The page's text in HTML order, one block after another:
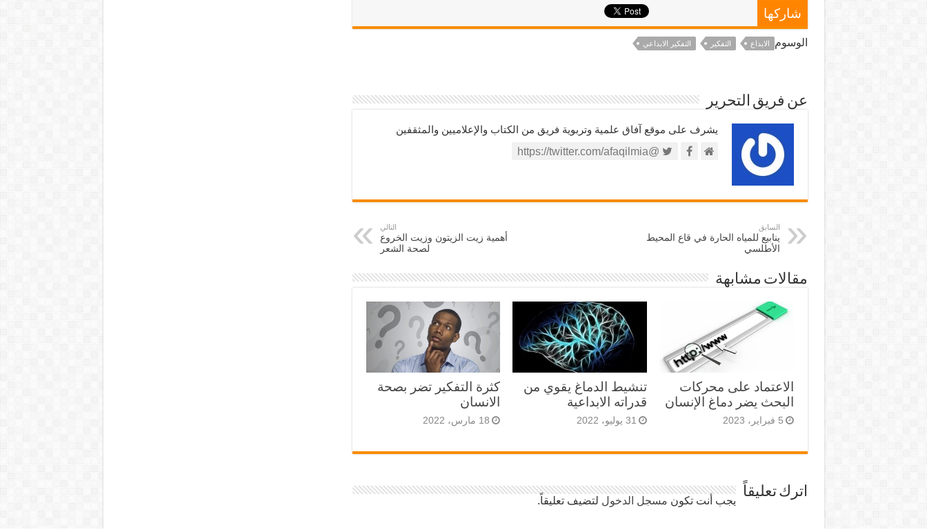
شاركها
الوسوم الابداع التفكير التفكير الابداعي
عن فريق التحرير
يشرف على موقع آفاق علمية وتربوية فريق من الكتاب والإعلاميين والمثقفين
@https://twitter.com/afaqilmia
السابق
ينابيع للمياه الحارة في قاع المحيط
الأطلسي
التالي
أهمية زيت الزيتون وزيت الخروع
لصحة الشعر
مقالات مشابهة
الاعتماد على محركات
البحث يضر دماغ الإنسان
5 فبراير، 2023
تنشيط الدماغ يقوي من
قدراته الابداعية
31 يوليو، 2022
كثرة التفكير تضر بصحة
الانسان
18 مارس، 2022
اترك تعليقاً
يجب أنت تكون مسجل الدخول لتضيف تعليقاً.